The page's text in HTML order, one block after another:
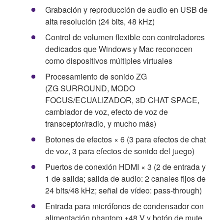
Grabación y reproducción de audio en USB de
alta resolución (24 bits, 48 kHz)
Control de volumen flexible con controladores
dedicados que Windows y Mac reconocen
como dispositivos múltiples virtuales
Procesamiento de sonido ZG
(ZG SURROUND, MODO
FOCUS/ECUALIZADOR, 3D CHAT SPACE,
cambiador de voz, efecto de voz de
transceptor/radio, y mucho más)
Botones de efectos × 6 (3 para efectos de chat
de voz, 3 para efectos de sonido del juego)
Puertos de conexión HDMI × 3 (2 de entrada y
1 de salida; salida de audio: 2 canales fijos de
24 bits/48 kHz; señal de vídeo: pass-through)
Entrada para micrófonos de condensador con
alimentación phantom +48 V y botón de mute